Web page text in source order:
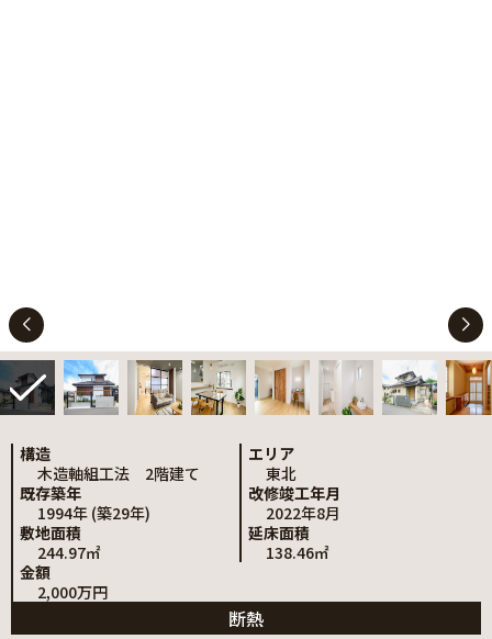
構造
木造軸組工法 2階建て
エリア
東北
既存築年
1994年 (築29年)
改修竣工年月
2022年8月
敷地面積
244.97㎡
延床面積
138.46㎡
金額
2,000万円
断熱